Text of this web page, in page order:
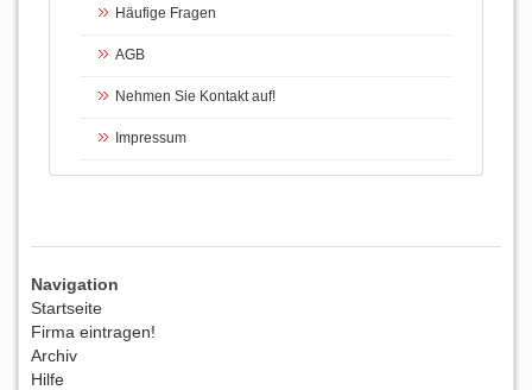
Häufige Fragen
AGB
Nehmen Sie Kontakt auf!
Impressum
Navigation
Startseite
Firma eintragen!
Archiv
Hilfe